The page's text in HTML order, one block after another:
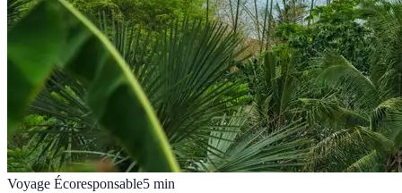
Voyage Écoresponsable5 min